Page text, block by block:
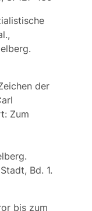
der
Zum
Bd. 1.
bis zum